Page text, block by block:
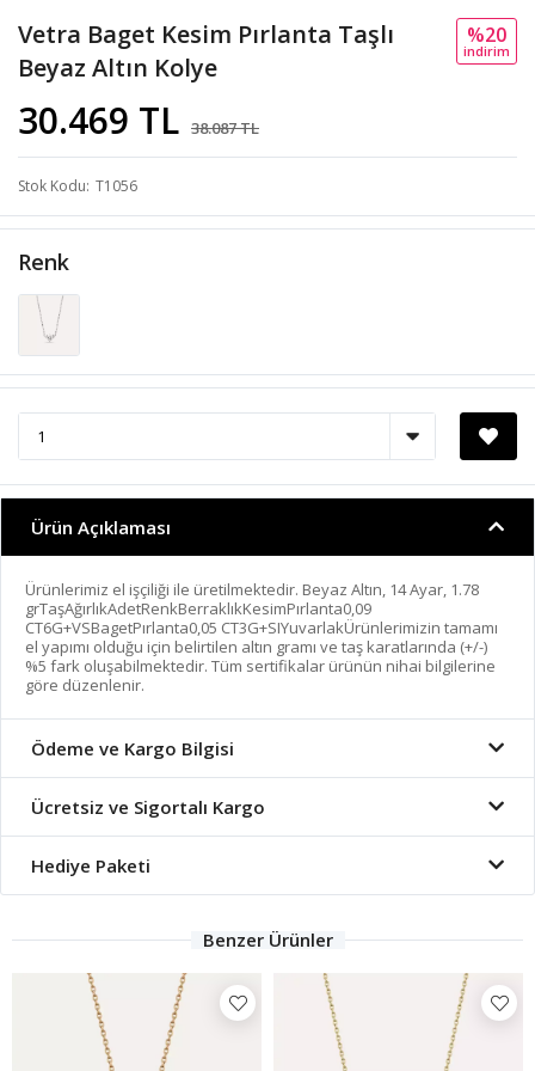
Vetra Baget Kesim Pırlanta Taşlı
Beyaz Altın Kolye
30.469 TL 38.087 TL
%20
i̇ndi̇ri̇m
Stok Kodu T1056
Renk
Ürün Açıklaması
Ürünlerimiz el işçiliği ile üretilmektedir. Beyaz Altın, 14 Ayar, 1.78
grTaşAğırlıkAdetRenkBerraklıkKesimPırlanta0,09
CT6G+VSBagetPırlanta0,05 CT3G+SIYuvarlakÜrünlerimizin tamamı
el yapımı olduğu için belirtilen altın gramı ve taş karatlarında (+/-)
%5 fark oluşabilmektedir. Tüm sertifikalar ürünün nihai bilgilerine
göre düzenlenir.
Ödeme ve Kargo Bilgisi
Ücretsiz ve Sigortalı Kargo
Hediye Paketi
Benzer Ürünler